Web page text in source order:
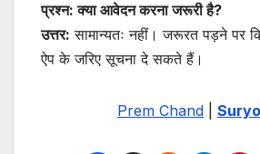
प्रश्न: क्या आवेदन करना जरूरी है?
उत्तर: सामान्यतः नहीं। जरूरत पड़ने पर
ऐप के जरिए सूचना दे सकते हैं।
Prem Chand